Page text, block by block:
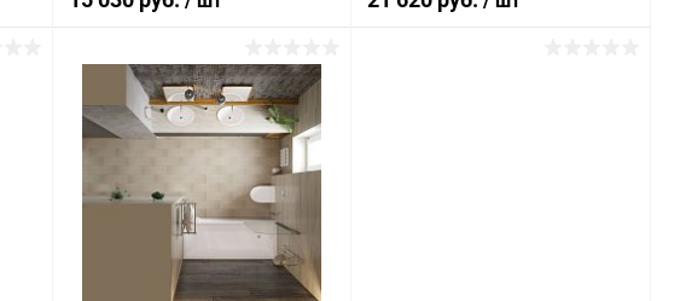
Подписаться
Сравнение
В избранное Недоступно